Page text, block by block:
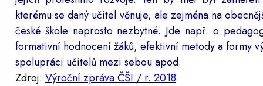
kterému se daný učitel věnuje, ale zejména na
české škole naprosto nezbytné. Jde např. o
formativní hodnocení žáků, efektivní metody a formy
spolupráci učitelů mezi sebou apod.
Zdroj: Výroční zpráva ČŠI / r. 2018